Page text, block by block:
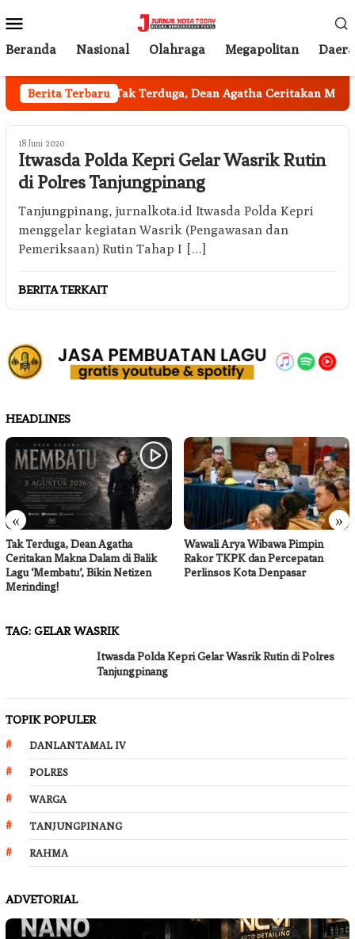
ke
kontenMobile
Beranda Nasional Olahraga Megapolitan
Berita Terbaru
Jakarta Tak Terduga, Dean Agatha Ceritakan Makna
18 Juni 2020
Itwasda Polda Kepri Gelar Wasrik Rutin
di Polres Tanjungpinang
Tanjungpinang, jurnalkota.id Itwasda Polda Kepri
menggelar kegiatan Wasrik (Pengawasan dan
Pemeriksaan) Rutin Tahap I […]
BERITA TERKAIT
HEADLINES
« »
Tak Terduga, Dean Agatha
Ceritakan Makna Dalam di Balik
Lagu ‘Membatu’, Bikin Netizen
Merinding!
Wawali Arya Wibawa Pimpin
Rakor TKPK dan Percepatan
Perlinsos Kota Denpasar
TAG: GELAR WASRIK
Itwasda Polda Kepri Gelar Wasrik Rutin di Polres
Tanjungpinang
TOPIK POPULER
DANLANTAMAL IV
POLRES
WARGA
TANJUNGPINANG
RAHMA
ADVETORIAL